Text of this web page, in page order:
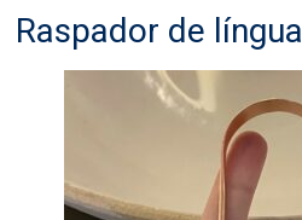
Raspador de língua